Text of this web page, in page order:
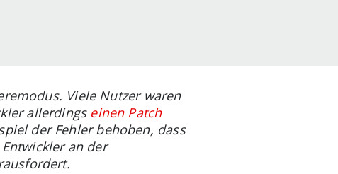
Viele Nutzer waren
allerdings einen Patch
der Fehler behoben, dass
an der